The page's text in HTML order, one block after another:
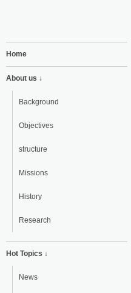
Home
About us ↓
Background
Objectives
structure
Missions
History
Research
Hot Topics ↓
News